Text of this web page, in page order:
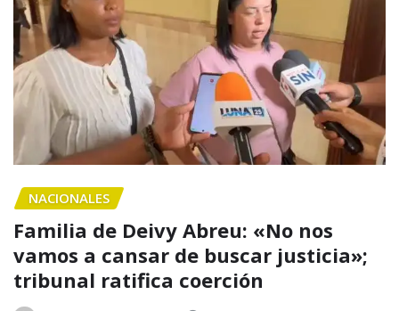
NACIONALES
Familia de Deivy Abreu: «No nos
vamos a cansar de buscar justicia»;
tribunal ratifica coerción